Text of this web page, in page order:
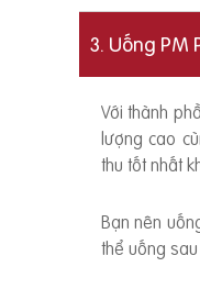
3. Uống
Với thành
lượng cao
thu tốt nhất
Bạn nên
thể uống